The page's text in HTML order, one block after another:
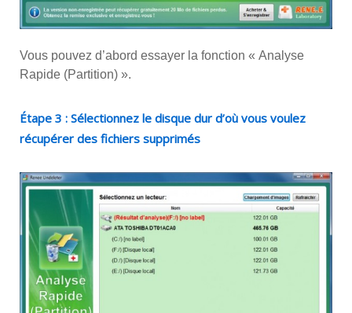
Vous pouvez d’abord essayer la fonction « Analyse
Rapide (Partition) ».
Étape 3 : Sélectionnez le disque dur d’où vous voulez
récupérer des fichiers supprimés